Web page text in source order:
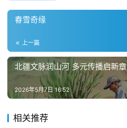
春雪奇缘
上一篇
北疆文脉润山河 多元传播启新章
2026年5月7日 16:52
相关推荐